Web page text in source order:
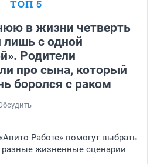
ТОП 5
в жизни четверть
лишь с одной
Родители
про сына, который
боролся с раком
Работе» помогут выбрать
разные жизненные сценарии